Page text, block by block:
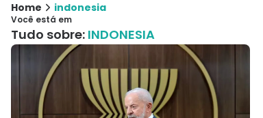
Home indonesia
Você está em
Tudo sobre: INDONESIA